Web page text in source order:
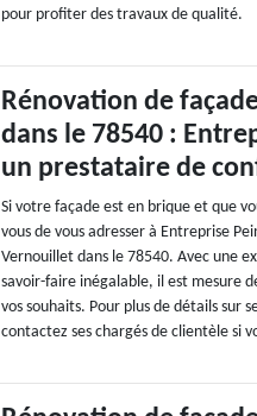
pour profiter des travaux de qualité.
Rénovation de
dans le 78540 :
un prestataire de
Si votre façade est en brique et que
vous de vous adresser à Entreprise
Vernouillet dans le 78540. Avec une
savoir-faire inégalable, il est mesure
vos souhaits. Pour plus de détails sur
contactez ses chargés de clientèle si